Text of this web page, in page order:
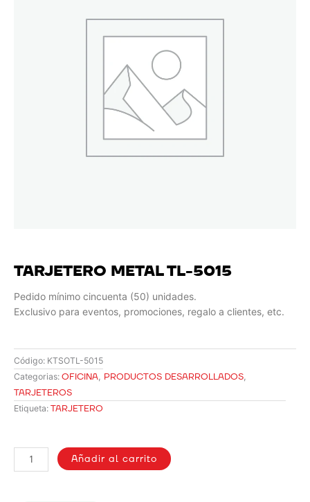
TARJETERO METAL TL-5015
Pedido mínimo cincuenta (50) unidades.
Exclusivo para eventos, promociones, regalo a clientes, etc.
Código: KTSOTL-5015
Categorias: OFICINA, PRODUCTOS DESARROLLADOS,
TARJETEROS
Etiqueta: TARJETERO
METAL
TL-
Añadir al carrito